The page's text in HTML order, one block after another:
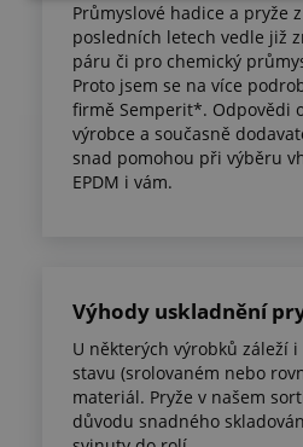
Průmyslové hadice a pryže
posledních letech vedle již
páru či pro chemický
Proto jsem se na více
firmě Semperit*. Odpovědi
výrobce a současně
snad pomohou při výběru
EPDM i vám.
Výhody uskladnění
U některých výrobků záleží
stavu (srolovaném nebo
materiál. Pryže v našem
důvodu snadného